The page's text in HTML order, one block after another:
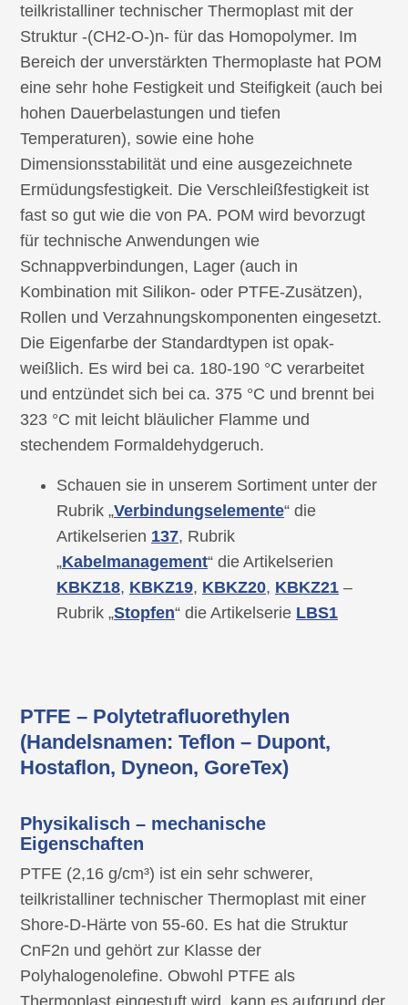
teilkristalliner technischer Thermoplast mit der
Struktur -(CH2-O-)n- für das Homopolymer. Im
Bereich der unverstärkten Thermoplaste hat POM
eine sehr hohe Festigkeit und Steifigkeit (auch bei
hohen Dauerbelastungen und tiefen
Temperaturen), sowie eine hohe
Dimensionsstabilität und eine ausgezeichnete
Ermüdungsfestigkeit. Die Verschleißfestigkeit ist
fast so gut wie die von PA. POM wird bevorzugt
für technische Anwendungen wie
Schnappverbindungen, Lager (auch in
Kombination mit Silikon- oder PTFE-Zusätzen),
Rollen und Verzahnungskomponenten eingesetzt.
Die Eigenfarbe der Standardtypen ist opak-
weißlich. Es wird bei ca. 180-190 °C verarbeitet
und entzündet sich bei ca. 375 °C und brennt bei
323 °C mit leicht bläulicher Flamme und
stechendem Formaldehydgeruch.
Schauen sie in unserem Sortiment unter der
Rubrik „Verbindungselemente“ die
Artikelserien 137, Rubrik
„Kabelmanagement“ die Artikelserien
KBKZ18, KBKZ19, KBKZ20, KBKZ21 –
Rubrik „Stopfen“ die Artikelserie LBS1
PTFE – Polytetrafluorethylen
(Handelsnamen: Teflon – Dupont,
Hostaflon, Dyneon, GoreTex)
Physikalisch – mechanische
Eigenschaften
PTFE (2,16 g/cm³) ist ein sehr schwerer,
teilkristalliner technischer Thermoplast mit einer
Shore-D-Härte von 55-60. Es hat die Struktur
CnF2n und gehört zur Klasse der
Polyhalogenolefine. Obwohl PTFE als
Thermoplast eingestuft wird, kann es aufgrund der